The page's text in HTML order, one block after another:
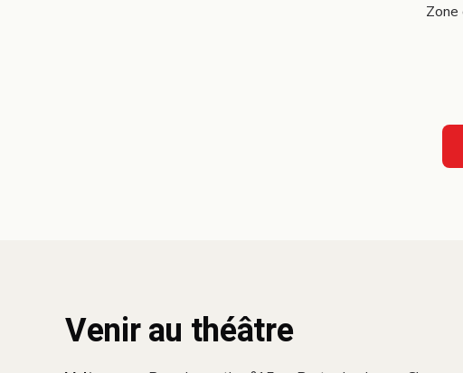
Zone
Venir au théâtre